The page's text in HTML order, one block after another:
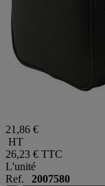
21,86 €
HT
26,23 € TTC
L'unité
Ref. 2007580